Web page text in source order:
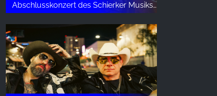
Abschlusskonzert des Schierker Musiksommers mit "Starsong & Friends"